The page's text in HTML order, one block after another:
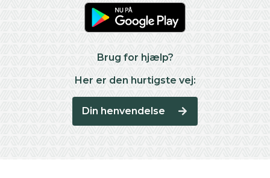
Brug for hjælp?
Her er den hurtigste vej:
Din henvendelse